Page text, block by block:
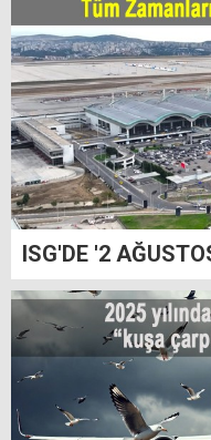
ISG'DE '2